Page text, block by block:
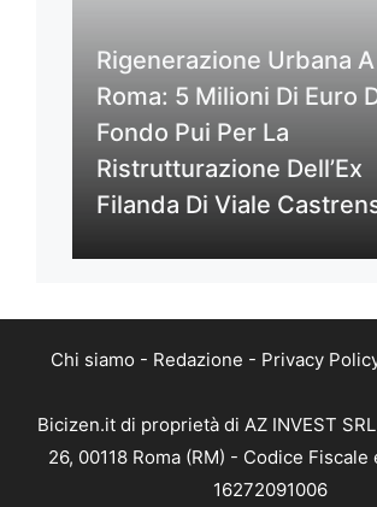
Rigenerazione Urbana A
Roma: 5 Milioni Di Euro
Fondo Pui Per La
Ristrutturazione Dell’Ex
Filanda Di Viale
Chi siamo - Redazione - Privacy
Bicizen.it di proprietà di AZ INVEST
26, 00118 Roma (RM) - Codice Fiscale
16272091006